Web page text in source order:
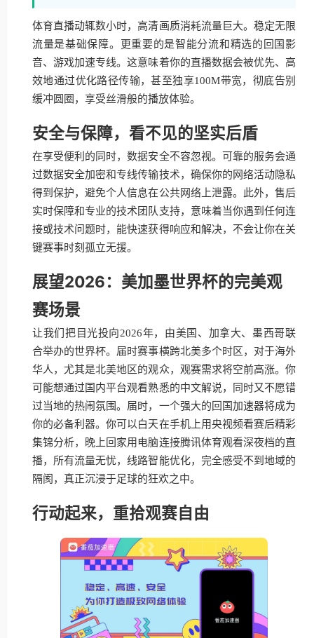
体育直播动辄数小时，高清画质消耗流量巨大。稳定无限
流量是基础保障。更重要的是智能分流和精选的回国影
音、游戏加速专线。这意味着你的直播数据会被优先、高
效地通过优化路径传输，甚至独享100M带宽，彻底告别
缓冲圆圈，享受丝滑般的播放体验。
安全与保障，看不见的坚实后盾
在享受便利的同时，数据安全不容忽视。可靠的服务会通
过数据安全加密和专线传输技术，确保你的网络活动隐私
得到保护，避免个人信息在公共网络上泄露。此外，售后
实时保障和专业的技术团队支持，意味着当你遇到任何连
接或技术问题时，能快速获得响应和解决，不会让你在关
键赛事时刻孤立无援。
展望2026：美加墨世界杯的完美观
赛场景
让我们把目光投向2026年，由美国、加拿大、墨西哥联
合举办的世界杯。届时赛事横跨北美多个时区，对于海外
华人，尤其是北美地区的观众，观赛需求将空前高涨。你
可能想通过国内平台观看熟悉的中文解说，同时又不愿错
过当地的热闹氛围。届时，一个强大的回国加速器将成为
你的必备利器。你可以白天在手机上用央视频看赛后精彩
集锦分析，晚上回家用电脑连接腾讯体育观看深夜档的直
播，所有流量无忧，线路智能优化，完全感受不到地域的
隔阂，真正沉浸于足球的狂欢之中。
行动起来，重拾观赛自由